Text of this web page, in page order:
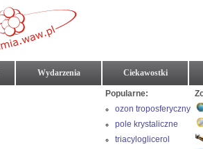
Wydarzenia Ciekawostki
Popularne:
ozon troposferyczny
pole krystaliczne
triacyloglicerol